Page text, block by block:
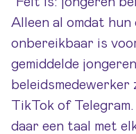
Alleen al omdat
onbereikbaar is
gemiddelde
TikTok of
daar een taal met